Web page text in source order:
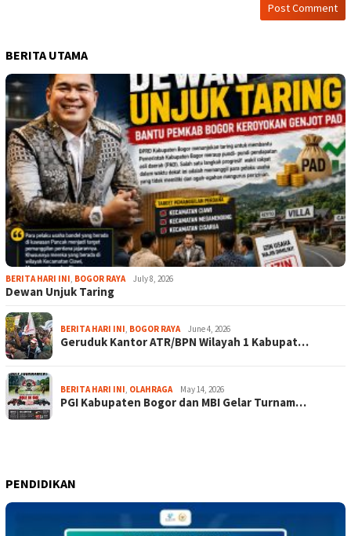
BERITA UTAMA
BERITA HARI INI BOGOR RAYA July 8, 2026
Dewan Unjuk Taring
BERITA HARI INI BOGOR RAYA June 4, 2026
Geruduk Kantor ATR/BPN Wilayah 1 Kabupat…
BERITA HARI INI OLAHRAGA May 14, 2026
PGI Kabupaten Bogor dan MBI Gelar Turnam…
PENDIDIKAN